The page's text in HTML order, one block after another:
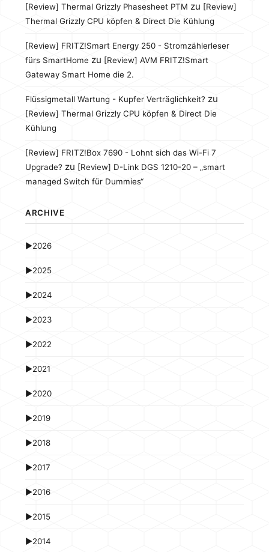
[Review] Thermal Grizzly Phasesheet PTM zu [Review]
Thermal Grizzly CPU köpfen & Direct Die Kühlung
[Review] FRITZ!Smart Energy 250 - Stromzählerleser
fürs SmartHome zu [Review] AVM FRITZ!Smart
Gateway Smart Home die 2.
Flüssigmetall Wartung - Kupfer Verträglichkeit? zu
[Review] Thermal Grizzly CPU köpfen & Direct Die
Kühlung
[Review] FRITZ!Box 7690 - Lohnt sich das Wi-Fi 7
Upgrade? zu [Review] D-Link DGS 1210-20 – „smart
managed Switch für Dummies“
ARCHIVE
►2026
►2025
►2024
►2023
►2022
►2021
►2020
►2019
►2018
►2017
►2016
►2015
►2014